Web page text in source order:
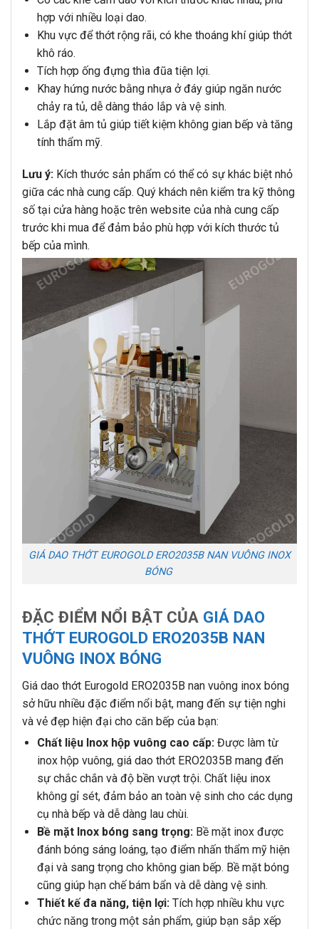
hợp với nhiều loại dao.
Khu vực để thớt rộng rãi, có khe thoáng khí giúp thớt
khô ráo.
Tích hợp ống đựng thìa đũa tiện lợi.
Khay hứng nước bằng nhựa ở đáy giúp ngăn nước
chảy ra tủ, dễ dàng tháo lắp và vệ sinh.
Lắp đặt âm tủ giúp tiết kiệm không gian bếp và tăng
tính thẩm mỹ.
Lưu ý: Kích thước sản phẩm có thể có sự khác biệt nhỏ
giữa các nhà cung cấp. Quý khách nên kiểm tra kỹ thông
số tại cửa hàng hoặc trên website của nhà cung cấp
trước khi mua để đảm bảo phù hợp với kích thước tủ
bếp của mình.
GIÁ DAO THỚT EUROGOLD ERO2035B NAN VUÔNG INOX
BÓNG
ĐẶC ĐIỂM NỔI BẬT CỦA GIÁ DAO
THỚT EUROGOLD ERO2035B NAN
VUÔNG INOX BÓNG
Giá dao thớt Eurogold ERO2035B nan vuông inox bóng
sở hữu nhiều đặc điểm nổi bật, mang đến sự tiện nghi
và vẻ đẹp hiện đại cho căn bếp của bạn:
Chất liệu Inox hộp vuông cao cấp:Được làm từ
inox hộp vuông, giá dao thớt ERO2035B mang đến
sự chắc chắn và độ bền vượt trội. Chất liệu inox
không gỉ sét, đảm bảo an toàn vệ sinh cho các dụng
cụ nhà bếp và dễ dàng lau chùi.
Bề mặt Inox bóng sang trọng:Bề mặt inox được
đánh bóng sáng loáng, tạo điểm nhấn thẩm mỹ hiện
đại và sang trọng cho không gian bếp. Bề mặt bóng
cũng giúp hạn chế bám bẩn và dễ dàng vệ sinh.
Thiết kế đa năng, tiện lợi:Tích hợp nhiều khu vực
chức năng trong một sản phẩm, giúp bạn sắp xếp